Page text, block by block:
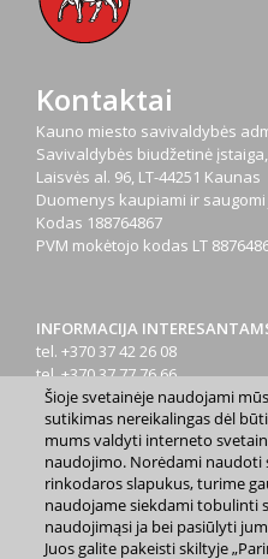
Kontaktai
Kauno miesto savivaldybės
Savivaldybės biudžetinė įstaiga,
Laisvės al. 96, LT-44251 Kaunas
Duomenys kaupiami ir
Kodas 188764867
PVM mokėtojo kodas LT
INFORMACIJA
tel. +370 37 42 26 08
tel. +370 37 77 76 66
tel. +370 660 07000
el. p.info@kaunas.lt
Šioje svetainėje naudojami
sutikimas nereikalingas dėl
mums valdyti interneto
naudojimo. Norėdami naudoti
rinkodaros slapukus, turime
naudojame siekdami tobulinti
naudojimąsi ja bei pasiūlyti
Juos galite pakeisti skiltyje